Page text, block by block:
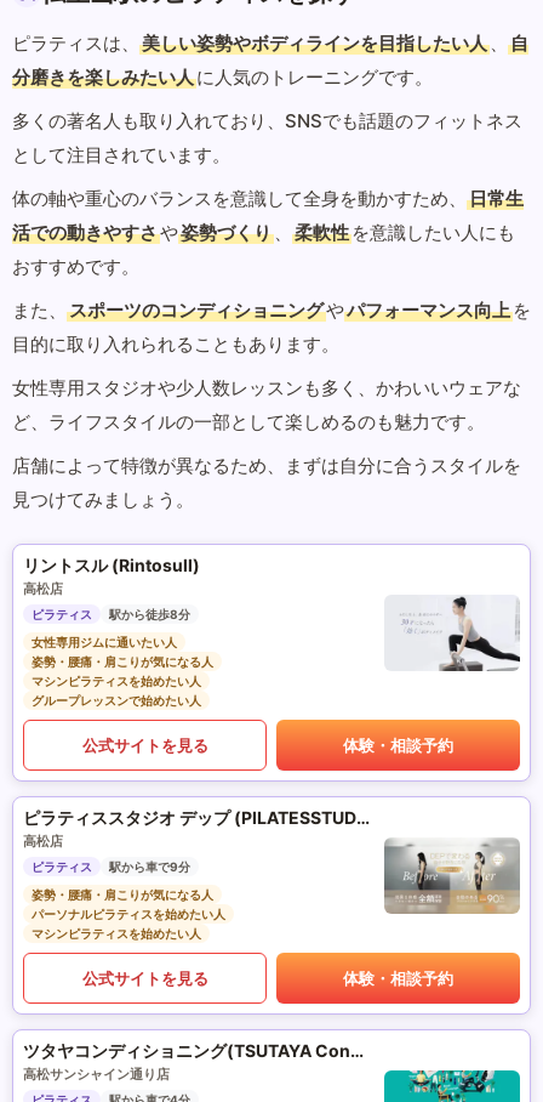
ピラティスは、 美しい姿勢やボディラインを目指したい人 、
自
分磨きを楽しみたい人に人気のトレーニングです。
多くの著名人も取り入れており、SNSでも話題のフィットネス
として注目されています。
体の軸や重心のバランスを意識して全身を動かすため、
日常生
活での動きやすさや姿勢づくり 、 柔軟性 を意識したい人にも
おすすめです。
また、
スポーツのコンディショニングやパフォーマンス向上 を
目的に取り入れられることもあります。
女性専用スタジオや少人数レッスンも多く、かわいいウェアな
ど、ライフスタイルの一部として楽しめるのも魅力です。
店舗によって特徴が異なるため、まずは自分に合うスタイルを
見つけてみましょう。
リントスル (Rintosull)
高松店
ピラティス
駅から徒歩8分
女性専用ジムに通いたい人
姿勢・腰痛・肩こりが気になる人
マシンピラティスを始めたい人
グループレッスンで始めたい人
公式サイトを見る 体験・相談予約
ピラティススタジオ デップ (PILATESSTUDIO DEP)
高松店
ピラティス
駅から車で9分
姿勢・腰痛・肩こりが気になる人
パーソナルピラティスを始めたい人
マシンピラティスを始めたい人
公式サイトを見る 体験・相談予約
ツタヤコンディショニング(TSUTAYA Conditioning)PILATES
高松サンシャイン通り店